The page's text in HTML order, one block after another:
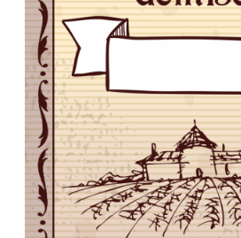
Plicuri de carton
Plicuri cu bule
Plicuri ecommerce
Pungi si sacose
Pungi curierat
Pungi coloane de aer
Pungi hartie
Pungi ziplock cu fermoar
Tuburi de carton
Separatoare carton si coltare